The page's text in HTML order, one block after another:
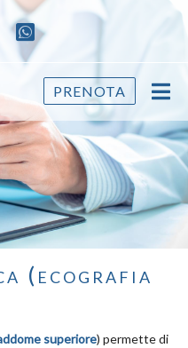
PRENOTA
(ecografia
superiore) permette di